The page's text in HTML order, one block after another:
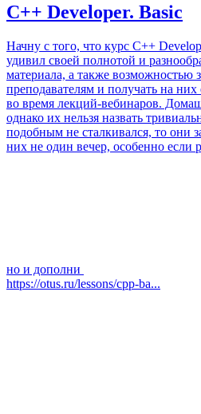
C++ Developer. Basic
Начну с того, что курс C++
удивил своей полнотой и
материала, а также возможностью
преподавателям и получать на
во время лекций-вебинаров.
однако их нельзя назвать
подобным не сталкивался, то они
них не один вечер, особенно если
но и дополни
https://otus.ru/lessons/cpp-ba...